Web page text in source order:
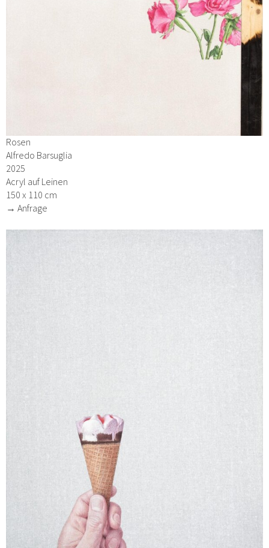
Rosen
Alfredo Barsuglia
2025
Acryl auf Leinen
150 x 110 cm
→ Anfrage